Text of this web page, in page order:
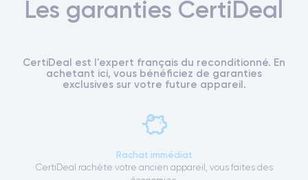
Les garanties CertiDeal
CertiDeal est l'expert français du reconditionné. En
achetant ici, vous bénéficiez de garanties
exclusives sur votre future appareil.
Rachat immédiat
CertiDeal rachète votre ancien appareil, vous faites des